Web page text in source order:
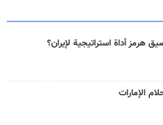
هرمز أداة استراتيجية لإيران؟
الإمارات